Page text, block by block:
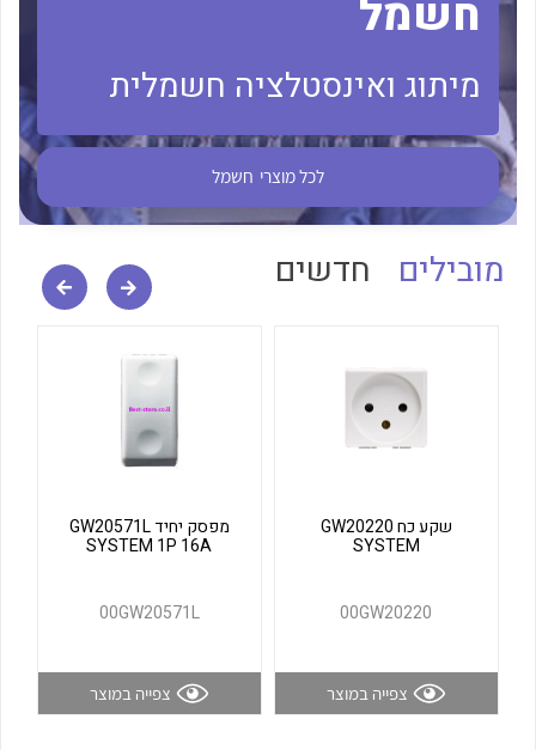
חשמל
מיתוג ואינסטלציה חשמלית
לכל מוצרי חשמל
מובילים חדשים
שקע כח GW20220
SYSTEM
00GW20220
צפייה במוצר
מפסק יחיד GW20571L
SYSTEM 1P 16A
00GW20571L
צפייה במוצר